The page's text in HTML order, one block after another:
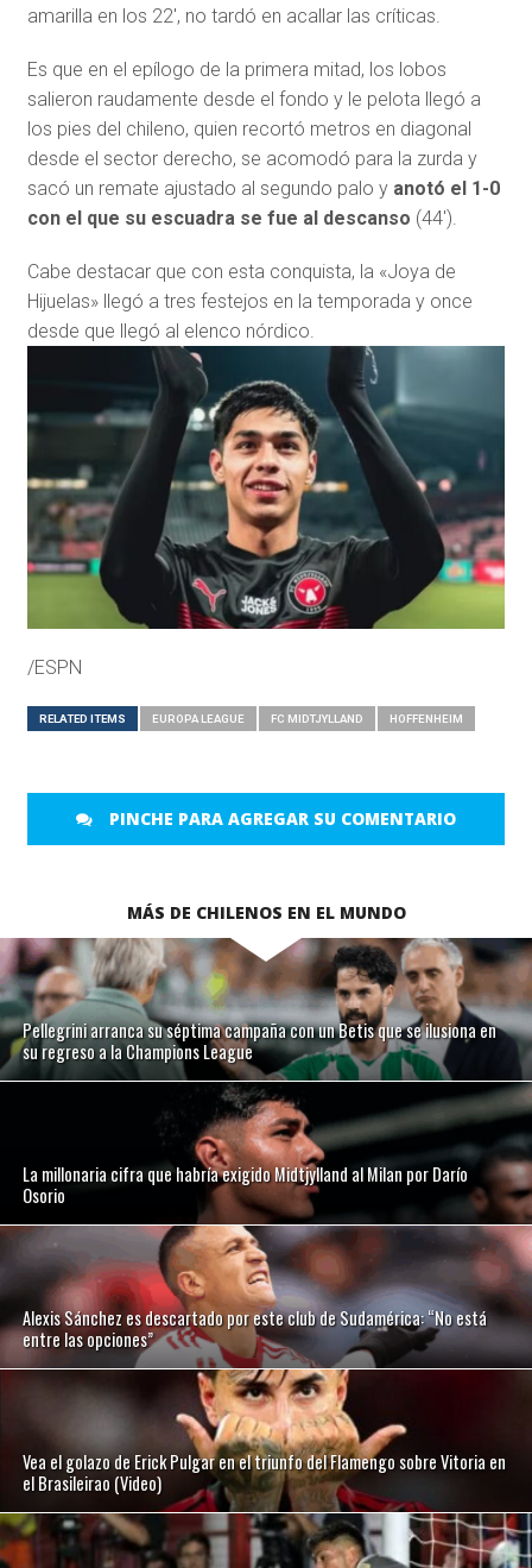
amarilla en los 22′, no tardó en acallar las críticas.
Es que en el epílogo de la primera mitad, los lobos
salieron raudamente desde el fondo y le pelota llegó a
los pies del chileno, quien recortó metros en diagonal
desde el sector derecho, se acomodó para la zurda y
sacó un remate ajustado al segundo palo yanotó el 1-0
con el que su escuadra se fue al descanso (44′).
Cabe destacar que con esta conquista, la «Joya de
Hijuelas» llegó a tres festejos en la temporada y once
desde que llegó al elenco nórdico.
/ESPN
RELATED ITEMS EUROPA LEAGUE FC MIDTJYLLAND HOFFENHEIM
PINCHE PARA AGREGAR SU COMENTARIO
MÁS DE CHILENOS EN EL MUNDO
Pellegrini arranca su séptima campaña con un Betis que se ilusiona en
su regreso a la Champions League
La millonaria cifra que habría exigido Midtjylland al Milan por Darío
Osorio
Alexis Sánchez es descartado por este club de Sudamérica: “No está
entre las opciones”
Vea el golazo de Erick Pulgar en el triunfo del Flamengo sobre Vitoria en
el Brasileirao (Video)